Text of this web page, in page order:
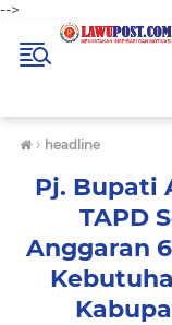
-->
› headline
Pj. Bupati
TAPD
Anggaran